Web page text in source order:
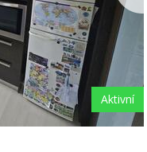
Aktivní